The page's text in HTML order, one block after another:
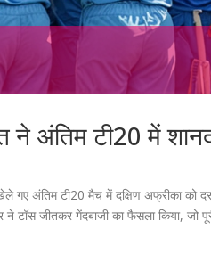
अंतिम टी20 में
गए अंतिम टी20 मैच में दक्षिण अफ्रीका को
ने टॉस जीतकर गेंदबाजी का फैसला किया, जो